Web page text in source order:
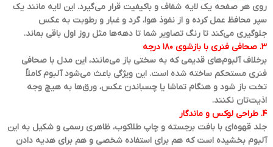
روی هر صفحه یک لایه شفاف و باکیفیت قرار می‌گیرد. این لایه مانند یک
سپر محافظ عمل کرده و از نفوذ هوا، گرد و غبار و رطوبت به عکس
جلوگیری می‌کند تا رنگ تصاویر شما تا دهه‌ها مثل روز اول باقی بماند.
۳. صحافی فنری با بازشوی ۱۸۰ درجه
برخلاف آلبوم‌های قدیمی که به سختی باز می‌مانند، این مدل با صحافی
فنری مستحکم ساخته شده است. این ویژگی باعث می‌شود آلبوم کاملاً
تخت باز شود و هنگام تماشا یا چسباندن عکس، ورق‌ها به هیچ وجه
اذیت‌تان نکنند.
۴. طراحی لوکس و ماندگار
جلد قهوه‌ای با بافت برجسته و چاپ طلاکوب، ظاهری رسمی و شکیل به این
آلبوم بخشیده است که هم برای استفاده شخصی و هم برای هدیه دادن